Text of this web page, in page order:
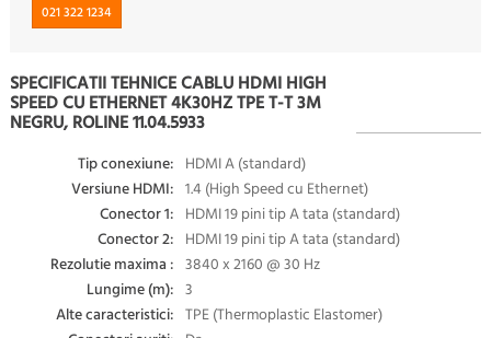
021 322 1234
SPECIFICATII TEHNICE CABLU HDMI HIGH
SPEED CU ETHERNET 4K30HZ TPE T-T 3M
NEGRU, ROLINE 11.04.5933
Tip conexiune: HDMI A (standard)
Versiune HDMI: 1.4 (High Speed cu Ethernet)
Conector 1: HDMI 19 pini tip A tata (standard)
Conector 2: HDMI 19 pini tip A tata (standard)
Rezolutie maxima : 3840 x 2160 @ 30 Hz
Lungime (m): 3
Alte caracteristici: TPE (Thermoplastic Elastomer)